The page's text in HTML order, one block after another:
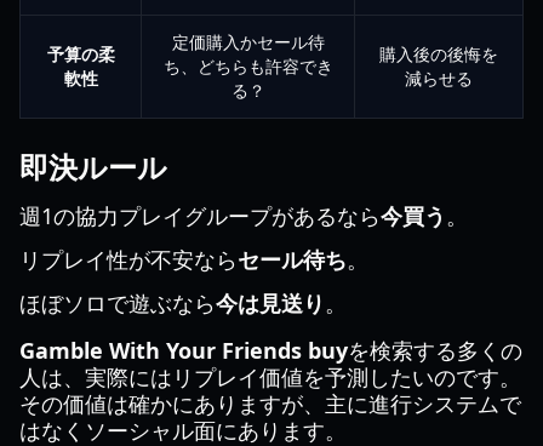
予算の柔
軟性
定価購入かセール待
ち、どちらも許容でき
る？
購入後の後悔を
減らせる
即決ルール
週1の協力プレイグループがあるなら今買う 。
リプレイ性が不安ならセール待ち。
ほぼソロで遊ぶなら今は見送り。
Gamble With Your Friends buyを検索する多くの
人は、実際にはリプレイ価値を予測したいのです。
その価値は確かにありますが、主に進行システムで
はなくソーシャル面にあります。